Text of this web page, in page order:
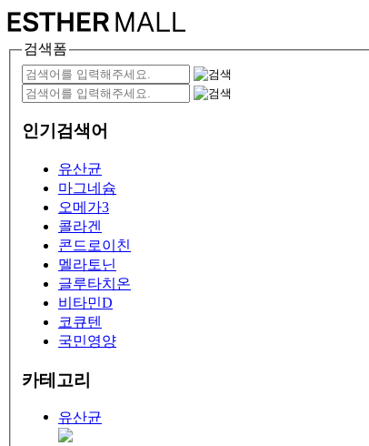
검색폼
인기검색어
유산균
마그네슘
오메가3
콜라겐
콘드로이친
멜라토닌
글루타치온
비타민D
코큐텐
국민영양
카테고리
유산균